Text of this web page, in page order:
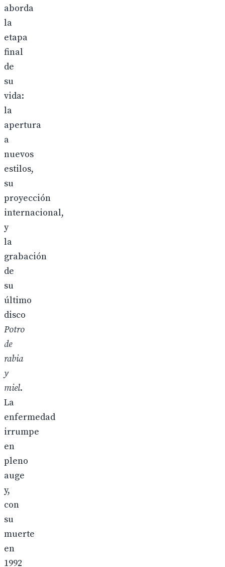
aborda
la
etapa
final
de
su
vida:
la
apertura
a
nuevos
estilos,
su
proyección
internacional,
y
la
grabación
de
su
último
disco
Potro
de
rabia
y
miel.
La
enfermedad
irrumpe
en
pleno
auge
y,
con
su
muerte
en
1992